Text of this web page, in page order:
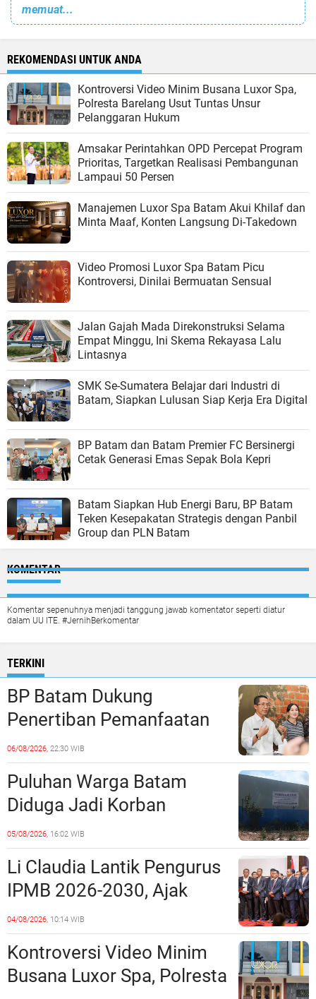
memuat...
REKOMENDASI UNTUK ANDA
Kontroversi Video Minim Busana Luxor Spa,
Polresta Barelang Usut Tuntas Unsur
Pelanggaran Hukum
Amsakar Perintahkan OPD Percepat Program
Prioritas, Targetkan Realisasi Pembangunan
Lampaui 50 Persen
Manajemen Luxor Spa Batam Akui Khilaf dan
Minta Maaf, Konten Langsung Di-Takedown
Video Promosi Luxor Spa Batam Picu
Kontroversi, Dinilai Bermuatan Sensual
Jalan Gajah Mada Direkonstruksi Selama
Empat Minggu, Ini Skema Rekayasa Lalu
Lintasnya
SMK Se-Sumatera Belajar dari Industri di
Batam, Siapkan Lulusan Siap Kerja Era Digital
BP Batam dan Batam Premier FC Bersinergi
Cetak Generasi Emas Sepak Bola Kepri
Batam Siapkan Hub Energi Baru, BP Batam
Teken Kesepakatan Strategis dengan Panbil
Group dan PLN Batam
KOMENTAR
Komentar sepenuhnya menjadi tanggung jawab komentator seperti diatur
dalam UU ITE. #JernihBerkomentar
TERKINI
BP Batam Dukung
Penertiban Pemanfaatan
Ruang Laut Sesuai
Ketentuan Peraturan
Perundang-undangan
06/08/2026, 22:30 WIB
Puluhan Warga Batam
Diduga Jadi Korban
Penipuan Kavling Hingga
Miliaran Rupiah, Laporan ke
Polda Kepri Jalan di
Tempat?
05/08/2026, 16:02 WIB
Li Claudia Lantik Pengurus
IPMB 2026-2030, Ajak
Perkuat Kerukunan dan
Sinergi dengan Pemko
Batam
04/08/2026, 10:14 WIB
Kontroversi Video Minim
Busana Luxor Spa, Polresta